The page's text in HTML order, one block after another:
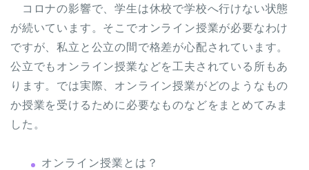
コロナの影響で、学生は休校で学校へ行けない状態
が続いています。そこでオンライン授業が必要なわけ
ですが、私立と公立の間で格差が心配されています。
公立でもオンライン授業などを工夫されている所もあ
ります。では実際、オンライン授業がどのようなもの
か授業を受けるために必要なものなどをまとめてみま
した。
オンライン授業とは？